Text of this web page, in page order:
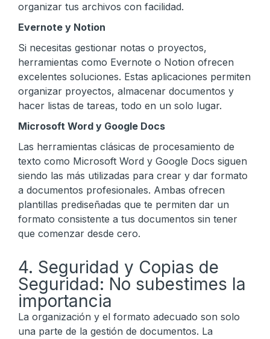
organizar tus archivos con facilidad.
Evernote y Notion
Si necesitas gestionar notas o proyectos,
herramientas como Evernote o Notion ofrecen
excelentes soluciones. Estas aplicaciones permiten
organizar proyectos, almacenar documentos y
hacer listas de tareas, todo en un solo lugar.
Microsoft Word y Google Docs
Las herramientas clásicas de procesamiento de
texto como Microsoft Word y Google Docs siguen
siendo las más utilizadas para crear y dar formato
a documentos profesionales. Ambas ofrecen
plantillas prediseñadas que te permiten dar un
formato consistente a tus documentos sin tener
que comenzar desde cero.
4. Seguridad y Copias de
Seguridad: No subestimes la
importancia
La organización y el formato adecuado son solo
una parte de la gestión de documentos. La